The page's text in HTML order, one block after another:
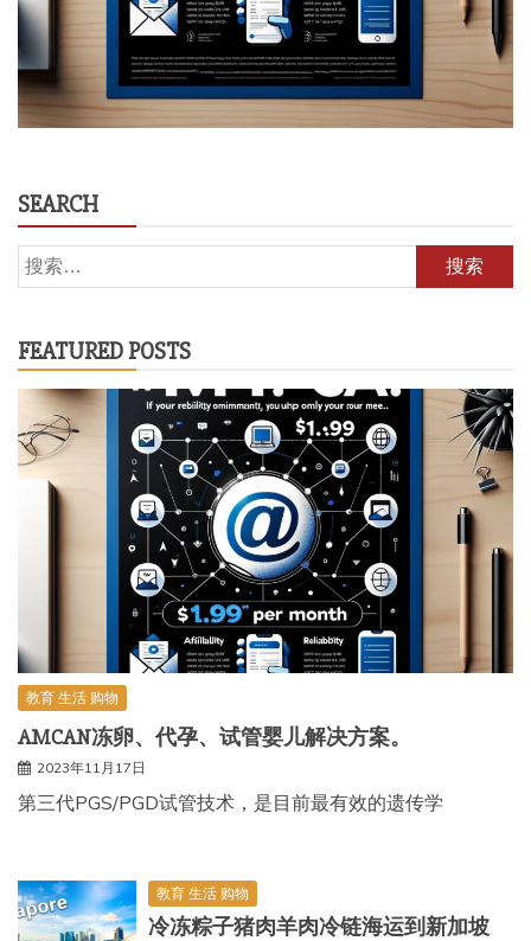
SEARCH
搜
索：
FEATURED POSTS
教育 生活 购物
AMCAN冻卵、代孕、试管婴儿解决方案。
2023年11月17日
第三代PGS/PGD试管技术，是目前最有效的遗传学
教育 生活 购物
冷冻粽子猪肉羊肉冷链海运到新加坡